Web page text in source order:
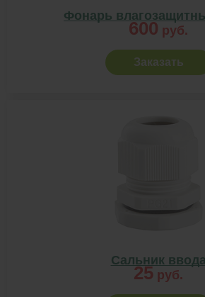
Фонарь
600 руб.
Заказать
Сальник
25 руб.